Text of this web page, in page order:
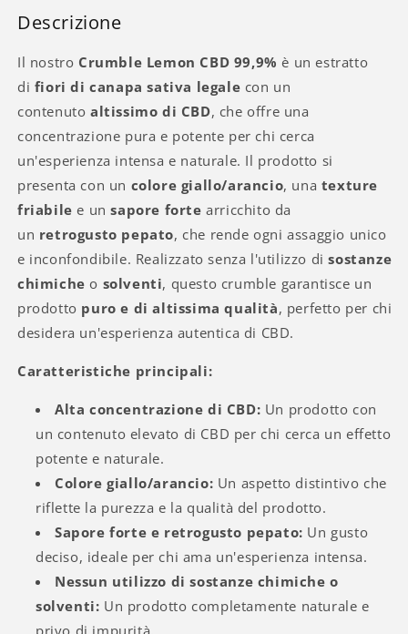
Descrizione
Il nostro Crumble Lemon CBD 99,9% è un estratto
di fiori di canapa sativa legale con un
contenuto altissimo di CBD, che offre una
concentrazione pura e potente per chi cerca
un'esperienza intensa e naturale. Il prodotto si
presenta con un colore giallo/arancio, una texture
friabile e unsapore forte arricchito da
un retrogusto pepato, che rende ogni assaggio unico
e inconfondibile. Realizzato senza l'utilizzo disostanze
chimiche o solventi, questo crumble garantisce un
prodotto puro e di altissima qualità, perfetto per chi
desidera un'esperienza autentica di CBD.
Caratteristiche principali:
Alta concentrazione di CBD: Un prodotto con
un contenuto elevato di CBD per chi cerca un effetto
potente e naturale.
Colore giallo/arancio: Un aspetto distintivo che
riflette la purezza e la qualità del prodotto.
Sapore forte e retrogusto pepato: Un gusto
deciso, ideale per chi ama un'esperienza intensa.
Nessun utilizzo di sostanze chimiche o
solventi: Un prodotto completamente naturale e
privo di impurità.